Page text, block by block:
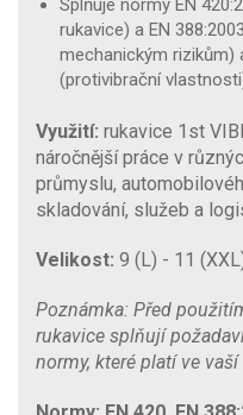
rukavice) a EN
mechanickým rizikům)
(protivibrační
Využití: rukavice 1st
náročnější práce v
průmyslu,
skladování, služeb a
Velikost: 9 (L) - 11
Poznámka: Před
rukavice splňují
normy, které platí ve vaší